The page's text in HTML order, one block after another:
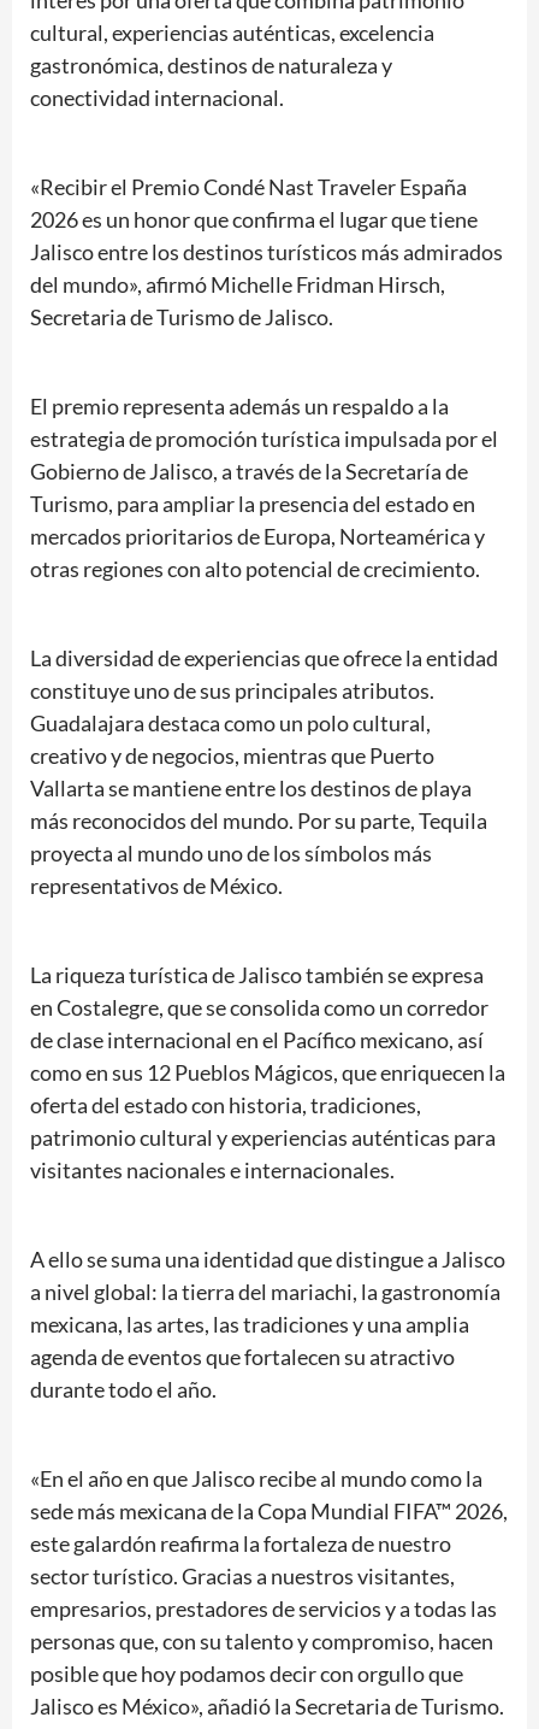
cultural, experiencias auténticas, excelencia
gastronómica, destinos de naturaleza y
conectividad internacional.
«Recibir el Premio Condé Nast Traveler España
2026 es un honor que confirma el lugar que tiene
Jalisco entre los destinos turísticos más admirados
del mundo», afirmó Michelle Fridman Hirsch,
Secretaria de Turismo de Jalisco.
El premio representa además un respaldo a la
estrategia de promoción turística impulsada por el
Gobierno de Jalisco, a través de la Secretaría de
Turismo, para ampliar la presencia del estado en
mercados prioritarios de Europa, Norteamérica y
otras regiones con alto potencial de crecimiento.
La diversidad de experiencias que ofrece la entidad
constituye uno de sus principales atributos.
Guadalajara destaca como un polo cultural,
creativo y de negocios, mientras que Puerto
Vallarta se mantiene entre los destinos de playa
más reconocidos del mundo. Por su parte, Tequila
proyecta al mundo uno de los símbolos más
representativos de México.
La riqueza turística de Jalisco también se expresa
en Costalegre, que se consolida como un corredor
de clase internacional en el Pacífico mexicano, así
como en sus 12 Pueblos Mágicos, que enriquecen la
oferta del estado con historia, tradiciones,
patrimonio cultural y experiencias auténticas para
visitantes nacionales e internacionales.
A ello se suma una identidad que distingue a Jalisco
a nivel global: la tierra del mariachi, la gastronomía
mexicana, las artes, las tradiciones y una amplia
agenda de eventos que fortalecen su atractivo
durante todo el año.
«En el año en que Jalisco recibe al mundo como la
sede más mexicana de la Copa Mundial FIFA™ 2026,
este galardón reafirma la fortaleza de nuestro
sector turístico. Gracias a nuestros visitantes,
empresarios, prestadores de servicios y a todas las
personas que, con su talento y compromiso, hacen
posible que hoy podamos decir con orgullo que
Jalisco es México», añadió la Secretaria de Turismo.